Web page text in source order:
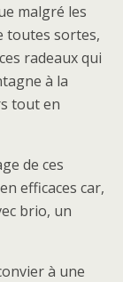
malgré les
toutes sortes,
radeaux qui
à la
tout en
de ces
efficaces car,
brio, un
à une